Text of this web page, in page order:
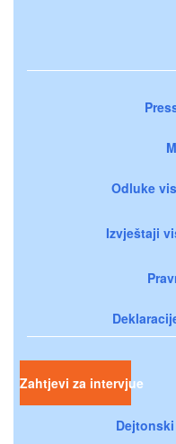
Odluke
Izvještaji
Zahtjevi za intervjue